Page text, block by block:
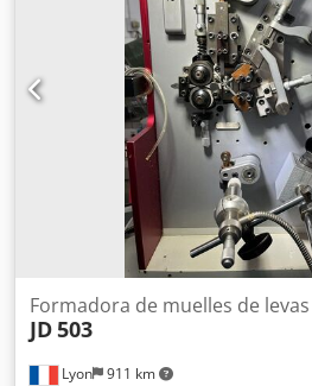
Lyon 911 km
Formadora de muelles de levas
JD503